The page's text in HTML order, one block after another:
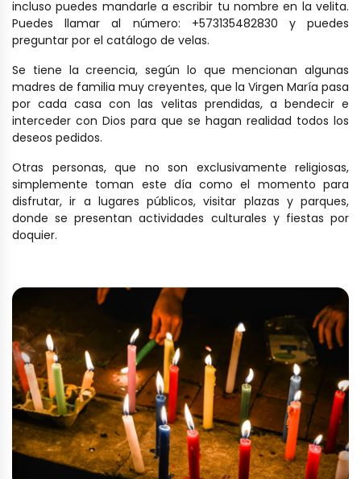
incluso puedes mandarle a escribir tu nombre en la velita.
Puedes llamar al número: +573135482830 y puedes
preguntar por el catálogo de velas.
Se tiene la creencia, según lo que mencionan algunas
madres de familia muy creyentes, que la Virgen María pasa
por cada casa con las velitas prendidas, a bendecir e
interceder con Dios para que se hagan realidad todos los
deseos pedidos.
Otras personas, que no son exclusivamente religiosas,
simplemente toman este día como el momento para
disfrutar, ir a lugares públicos, visitar plazas y parques,
donde se presentan actividades culturales y fiestas por
doquier.